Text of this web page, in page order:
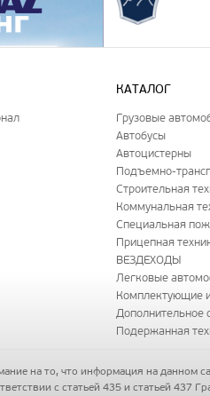
КАТАЛОГ
Грузовые
Автобусы
Автоцистерны
Подъемно-
Строительная
Коммунальная
Специальная
Прицепная
ВЕЗДЕХОДЫ
Легковые
Комплектующие
Дополнительное
Подержанная
на то, что информация на данном
с статьей 435 и статьей 437